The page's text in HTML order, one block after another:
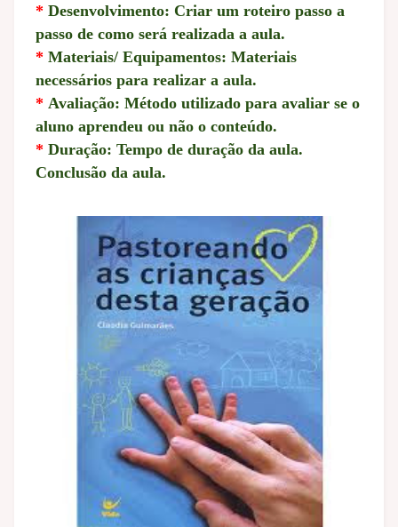
* Desenvolvimento: Criar um roteiro passo a
passo de como será realizada a aula.
* Materiais/ Equipamentos: Materiais
necessários para realizar a aula.
* Avaliação: Método utilizado para avaliar se o
aluno aprendeu ou não o conteúdo.
* Duração: Tempo de duração da aula.
Conclusão da aula.